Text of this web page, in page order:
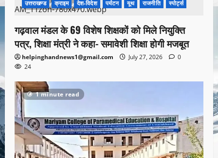
1 minute read
उत्तराखण्ड क्राइम देश-विदेश पर्यटन यूथ राजनीति स्पोर्ट्स
गढ़वाल मंडल के 69 विशेष शिक्षकों को मिले नियुक्ति
पत्र, शिक्षा मंत्री ने कहा- समावेशी शिक्षा होगी मजबूत
helpinghandnews1@gmail.com July 27, 2026
0
24
1 minute read